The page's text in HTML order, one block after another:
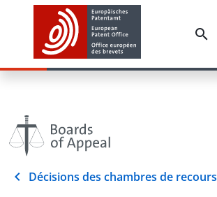
Décisions des chambres de recours